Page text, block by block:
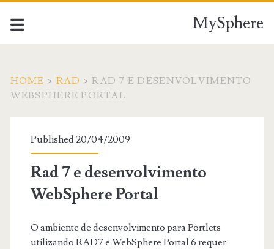
MySphere
HOME > RAD >RAD 7 E DESENVOLVIMENTO
WEBSPHERE PORTAL
Published 20/04/2009
Rad 7 e desenvolvimento
WebSphere Portal
O ambiente de desenvolvimento para Portlets
utilizando RAD7 e WebSphere Portal 6 requer